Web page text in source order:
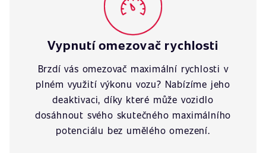
Vypnutí omezovač rychlosti
Brzdí vás omezovač maximální rychlosti v
plném využití výkonu vozu? Nabízíme jeho
deaktivaci, díky které může vozidlo
dosáhnout svého skutečného maximálního
potenciálu bez umělého omezení.